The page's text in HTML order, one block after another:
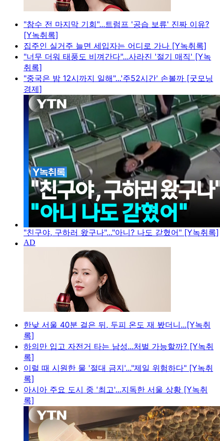
"참수 전 마지막 기회"...트럼프 '공습 보류' 진짜 이유?
[Y녹취록]
집주인 실거주 늘면 세입자는 어디로 가나 [Y녹취록]
"너무 더워 태풍도 비껴간다"...사라진 '절기 매직' [Y녹
취록]
"중국은 밤 12시까지 일해"...'주52시간' 손볼까 [굿모닝
경제]
"친구야, 구하러 왔구나"..."아니? 나도 갇혔어" [Y녹취록]
한낮 서울 40분 걸은 뒤, 두피 온도 재 봤더니...[Y녹취
록]
하의만 입고 자전거 타는 남성...처벌 가능할까? [Y녹취
록]
이럴 때 시원한 물 '절대 금지'..."제일 위험하다" [Y녹취
록]
아시아 주요 도시 중 '최고'...지독한 서울 상황 [Y녹취
록]